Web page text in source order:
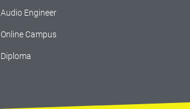
Audio Engineer
Online Campus
Diploma